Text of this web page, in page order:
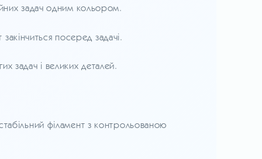
задач одним кольором.
посеред задачі.
задач і великих деталей.
філамент з контрольованою